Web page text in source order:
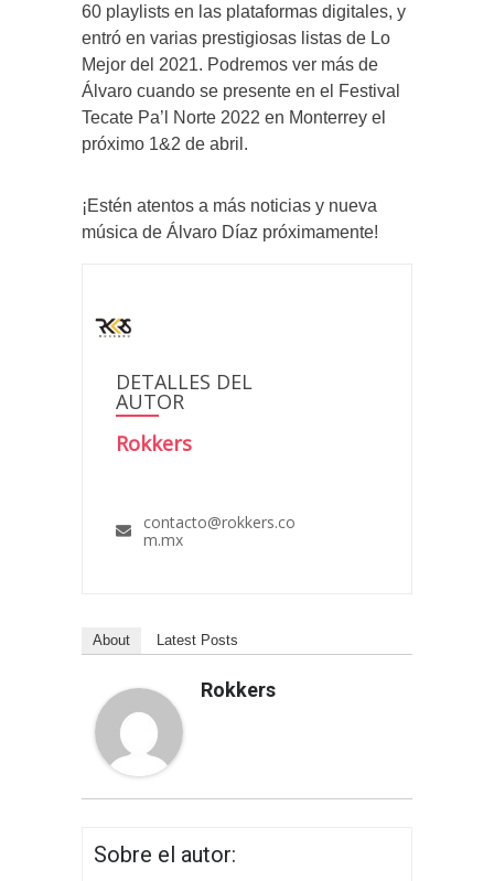
60 playlists en las plataformas digitales, y
entró en varias prestigiosas listas de Lo
Mejor del 2021. Podremos ver más de
Álvaro cuando se presente en el Festival
Tecate Pa’l Norte 2022 en Monterrey el
próximo 1&2 de abril.
¡Estén atentos a más noticias y nueva
música de Álvaro Díaz próximamente!
DETALLES DEL
AUTOR
Rokkers
contacto@rokkers.co
m.mx
About Latest Posts
Rokkers
Sobre el autor: